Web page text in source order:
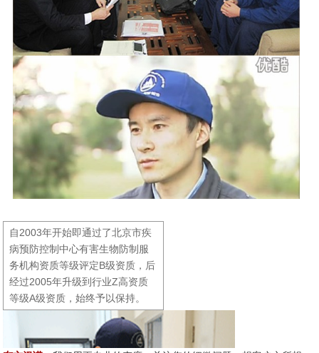
自2003年开始即通过了北京市疾
病预防控制中心有害生物防制服
务机构资质等级评定B级资质，后
经过2005年升级到行业Z高资质
等级A级资质，始终予以保持。